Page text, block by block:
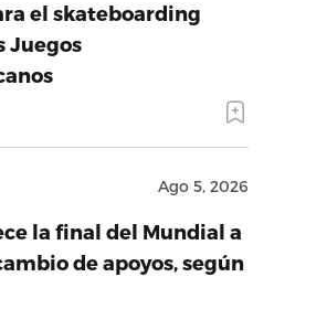
el skateboarding
Juegos
Ago 5, 2026
la final del Mundial a
de apoyos, según